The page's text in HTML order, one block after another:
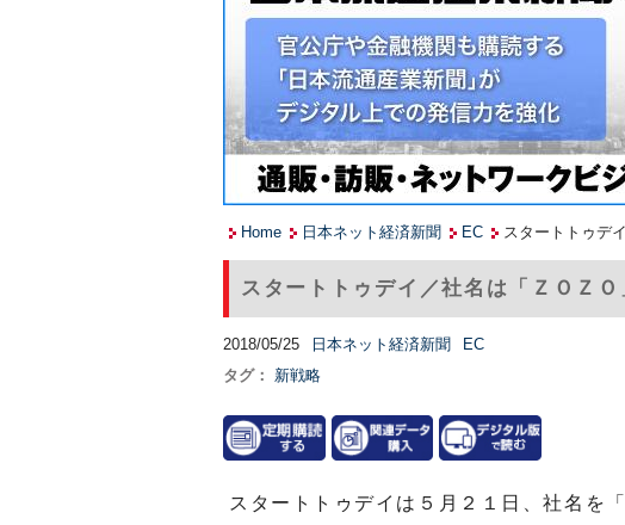
Home 日本ネット経済新聞 EC スタートトゥデ
スタートトゥデイ／社名は「ＺＯＺ
2018/05/25 日本ネット経済新聞
EC
タグ：
新戦略
スタートトゥデイは５月２１日、社名を